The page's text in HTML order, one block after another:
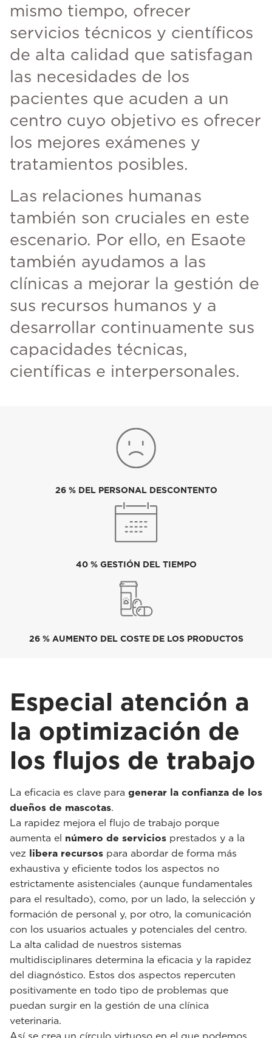
mismo tiempo, ofrecer
servicios técnicos y científicos
de alta calidad que satisfagan
las necesidades de los
pacientes que acuden a un
centro cuyo objetivo es ofrecer
los mejores exámenes y
tratamientos posibles.
Las relaciones humanas
también son cruciales en este
escenario. Por ello, en Esaote
también ayudamos a las
clínicas a mejorar la gestión de
sus recursos humanos y a
desarrollar continuamente sus
capacidades técnicas,
científicas e interpersonales.
26 % DEL PERSONAL DESCONTENTO
40 % GESTIÓN DEL TIEMPO
26 % AUMENTO DEL COSTE DE LOS PRODUCTOS
Especial atención a
la optimización de
los flujos de trabajo
La eficacia es clave para generar la confianza de los
dueños de mascotas.
La rapidez mejora el flujo de trabajo porque
aumenta el número de servicios prestados y a la
vez libera recursos para abordar de forma más
exhaustiva y eficiente todos los aspectos no
estrictamente asistenciales (aunque fundamentales
para el resultado), como, por un lado, la selección y
formación de personal y, por otro, la comunicación
con los usuarios actuales y potenciales del centro.
La alta calidad de nuestros sistemas
multidisciplinares determina la eficacia y la rapidez
del diagnóstico. Estos dos aspectos repercuten
positivamente en todo tipo de problemas que
puedan surgir en la gestión de una clínica
veterinaria.